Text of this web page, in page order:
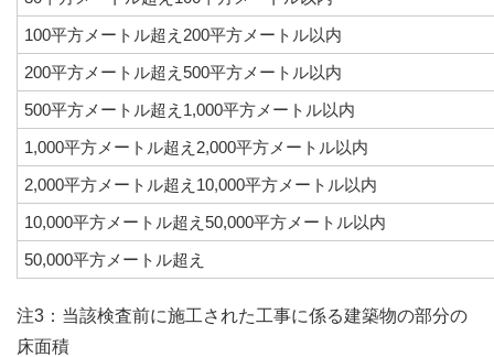
100平方メートル超え200平方メートル以内
200平方メートル超え500平方メートル以内
500平方メートル超え1,000平方メートル以内
1,000平方メートル超え2,000平方メートル以内
2,000平方メートル超え10,000平方メートル以内
10,000平方メートル超え50,000平方メートル以内
50,000平方メートル超え
注3：当該検査前に施工された工事に係る建築物の部分の
床面積